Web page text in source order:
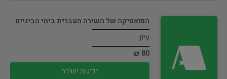
הפואטיקה של השירה העברית בימי הביניים
עיון
80 ₪
רכישה ישירה